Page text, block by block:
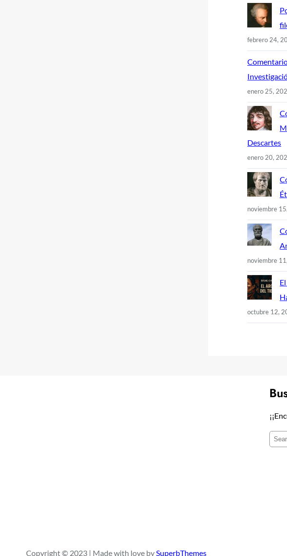
febrero 24,
enero 25,
Descartes
enero 20,
noviembre
noviembre
octubre 12,
Copyright © 2023 | Made with love bySuperbThemes